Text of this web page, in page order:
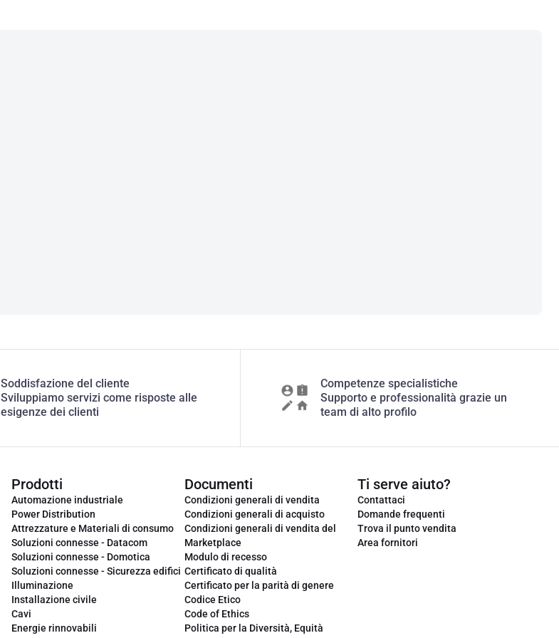
Soddisfazione del cliente
Sviluppiamo servizi come risposte alle
esigenze dei clienti
Competenze specialistiche
Supporto e professionalità grazie un
team di alto profilo
Prodotti
Automazione industriale
Power Distribution
Attrezzature e Materiali di consumo
Soluzioni connesse - Datacom
Soluzioni connesse - Domotica
Soluzioni connesse - Sicurezza edifici
Illuminazione
Installazione civile
Cavi
Energie rinnovabili
Documenti
Condizioni generali di vendita
Condizioni generali di acquisto
Condizioni generali di vendita del
Marketplace
Modulo di recesso
Certificato di qualità
Certificato per la parità di genere
Codice Etico
Code of Ethics
Politica per la Diversità, Equità
Ti serve aiuto?
Contattaci
Domande frequenti
Trova il punto vendita
Area fornitori